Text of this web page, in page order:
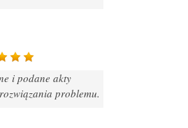
i podane akty
problemu.